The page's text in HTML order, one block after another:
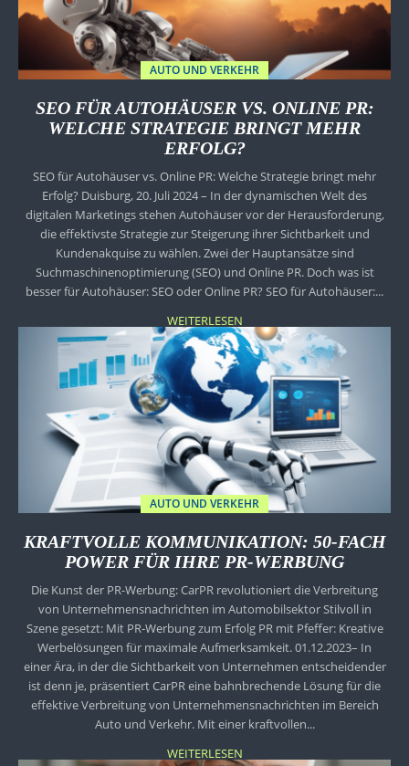
AUTO UND VERKEHR
SEO FÜR AUTOHÄUSER VS. ONLINE PR:
WELCHE STRATEGIE BRINGT MEHR
ERFOLG?
SEO für Autohäuser vs. Online PR: Welche Strategie bringt mehr
Erfolg? Duisburg, 20. Juli 2024 – In der dynamischen Welt des
digitalen Marketings stehen Autohäuser vor der Herausforderung,
die effektivste Strategie zur Steigerung ihrer Sichtbarkeit und
Kundenakquise zu wählen. Zwei der Hauptansätze sind
Suchmaschinenoptimierung (SEO) und Online PR. Doch was ist
besser für Autohäuser: SEO oder Online PR? SEO für Autohäuser:...
WEITERLESEN
AUTO UND VERKEHR
KRAFTVOLLE KOMMUNIKATION: 50-FACH
POWER FÜR IHRE PR-WERBUNG
Die Kunst der PR-Werbung: CarPR revolutioniert die Verbreitung
von Unternehmensnachrichten im Automobilsektor Stilvoll in
Szene gesetzt: Mit PR-Werbung zum Erfolg PR mit Pfeffer: Kreative
Werbelösungen für maximale Aufmerksamkeit. 01.12.2023– In
einer Ära, in der die Sichtbarkeit von Unternehmen entscheidender
ist denn je, präsentiert CarPR eine bahnbrechende Lösung für die
effektive Verbreitung von Unternehmensnachrichten im Bereich
Auto und Verkehr. Mit einer kraftvollen...
WEITERLESEN